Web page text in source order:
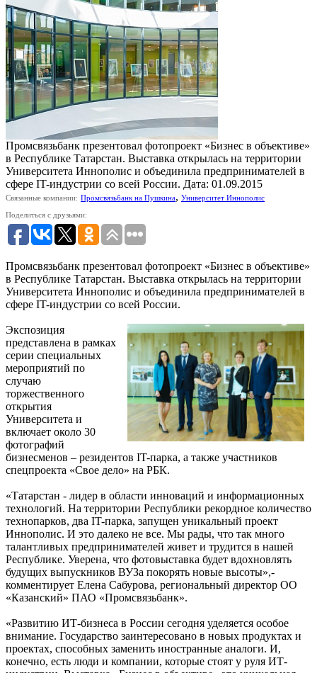
Промсвязьбанк презентовал фотопроект «Бизнес в объективе»
в Республике Татарстан. Выставка открылась на территории
Университета Иннополис и объединила предпринимателей в
сфере IT-индустрии со всей России. Дата: 01.09.2015
Связанные компании: Промсвязьбанк на Пушкина, Университет Иннополис
Поделиться с друзьями:
Промсвязьбанк презентовал фотопроект «Бизнес в объективе»
в Республике Татарстан. Выставка открылась на территории
Университета Иннополис и объединила предпринимателей в
сфере IT-индустрии со всей России.
Экспозиция
представлена в рамках
серии специальных
мероприятий по
случаю
торжественного
открытия
Университета и
включает около 30
фотографий
бизнесменов – резидентов IT-парка, а также участников
спецпроекта «Свое дело» на РБК.
«Татарстан - лидер в области инноваций и информационных
технологий. На территории Республики рекордное количество
технопарков, два IT-парка, запущен уникальный проект
Иннополис. И это далеко не все. Мы рады, что так много
талантливых предпринимателей живет и трудится в нашей
Республике. Уверена, что фотовыставка будет вдохновлять
будущих выпускников ВУЗа покорять новые высоты»,-
комментирует Елена Сабурова, региональный директор ОО
«Казанский» ПАО «Промсвязьбанк».
«Развитию ИТ-бизнеса в России сегодня уделяется особое
внимание. Государство заинтересовано в новых продуктах и
проектах, способных заменить иностранные аналоги. И,
конечно, есть люди и компании, которые стоят у руля ИТ-